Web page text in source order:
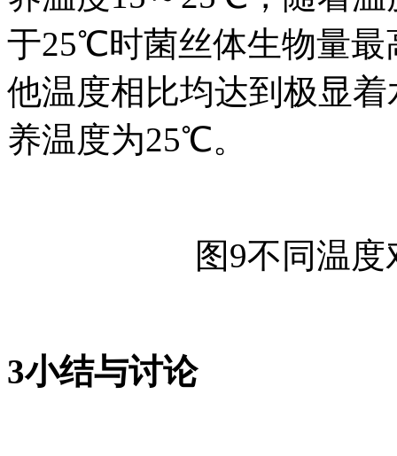
于25℃时菌丝体生物量最
他温度相比均达到极显
养温度为25℃。
图9不同温
3小结与讨论